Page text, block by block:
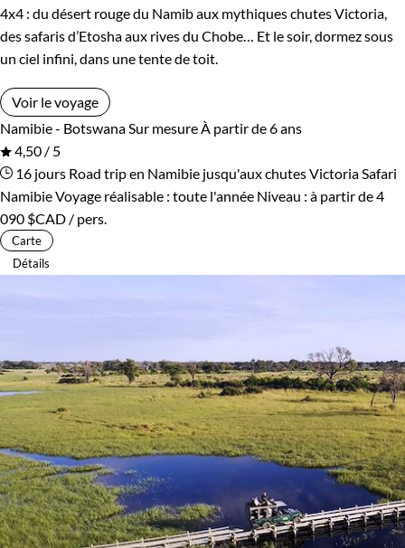
4x4 : du désert rouge du Namib aux mythiques chutes Victoria,
des safaris d’Etosha aux rives du Chobe… Et le soir, dormez sous
un ciel infini, dans une tente de toit.
Voir le voyage
Namibie - Botswana Sur mesure À partir de 6 ans
4,50 / 5
16 jours Road trip en Namibie jusqu'aux chutes Victoria Safari
NamibieVoyage réalisable : toute l'année Niveau : à partir de4
090 $CAD / pers.
Carte
Détails